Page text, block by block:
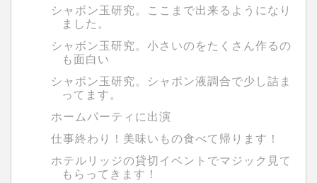
シャボン玉研究。ここまで出来るようになり
ました。
シャボン玉研究。小さいのをたくさん作るの
も面白い
シャボン玉研究。シャボン液調合で少し詰ま
ってます。
ホームパーティに出演
仕事終わり！美味いもの食べて帰ります！
ホテルリッジの貸切イベントでマジック見て
もらってきます！